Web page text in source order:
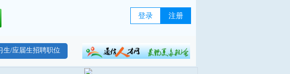
登录 注册
生/应届生招聘职位